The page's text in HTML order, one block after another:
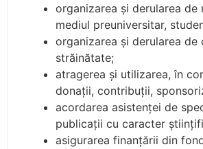
organizarea şi derularea
mediul preuniversitar,
organizarea şi derularea
străinătate;
atragerea şi utilizarea, în
donaţii, contribuţii,
acordarea asistenţei de
publicaţii cu caracter
asigurarea finanţării din